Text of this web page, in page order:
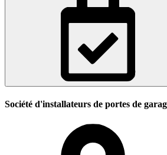
Société d'installateurs de portes de